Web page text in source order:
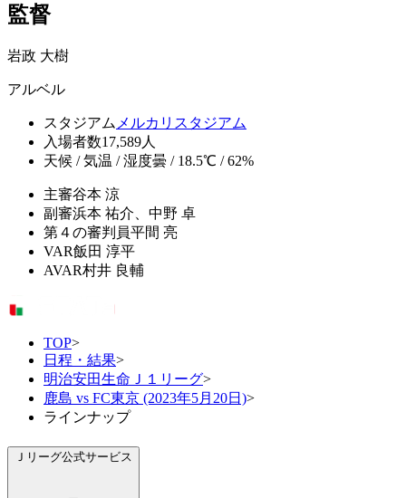
監督
岩政 大樹
アルベル
スタジアム メルカリスタジアム
入場者数17,589人
天候 / 気温 / 湿度曇 / 18.5℃ / 62%
主審谷本 涼
副審浜本 祐介、中野 卓
第４の審判員平間 亮
VAR飯田 淳平
AVAR村井 良輔
TOP>
日程・結果>
明治安田生命Ｊ１リーグ>
鹿島 vs FC東京 (2023年5月20日)>
ラインナップ
Ｊリーグ公式サービス